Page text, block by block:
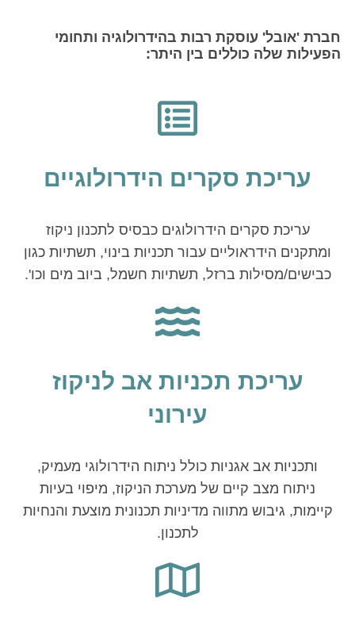
חברת 'אובל' עוסקת רבות בהידרולוגיה ותחומי
הפעילות שלה כוללים בין היתר:
עריכת סקרים הידרולוגיים
עריכת סקרים הידרולוגים כבסיס לתכנון ניקוז
ומתקנים הידראוליים עבור תכניות בינוי, תשתיות כגון
כבישים/מסילות ברזל, תשתיות חשמל, ביוב מים וכו'.
עריכת תכניות אב לניקוז
עירוני
ותכניות אב אגניות כולל ניתוח הידרולוגי מעמיק,
ניתוח מצב קיים של מערכת הניקוז, מיפוי בעיות
קיימות, גיבוש מתווה מדיניות תכנונית מוצעת והנחיות
לתכנון.